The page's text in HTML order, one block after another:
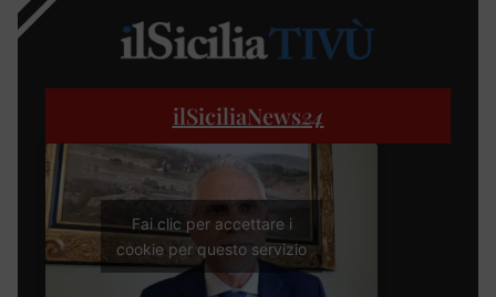
ilSiciliaNews24
Fai clic per accettare i
cookie per questo servizio